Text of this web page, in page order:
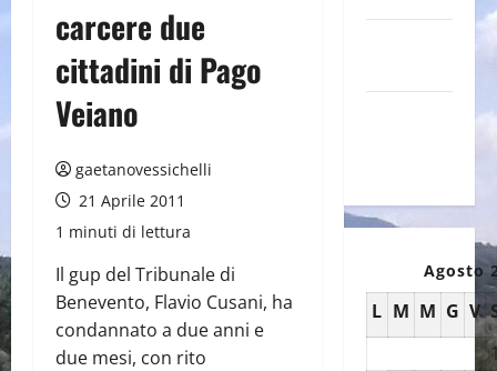
carcere due
cittadini di Pago
Veiano
gaetanovessichelli
21 Aprile 2011
1 minuti di lettura
Il gup del Tribunale di
Benevento, Flavio Cusani, ha
condannato a due anni e
due mesi, con rito
Agosto
L M M G V